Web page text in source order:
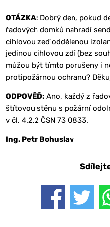
OTÁZKA:Dobrý den, pokud
řadových domků nahradí
cihlovou zeď oddělenou
jedinou cihlovou zdí (bez
můžou být tímto porušeny i
protipožárnou ochranu?
ODPOVĚĎ:Ano, každý z
štítovou stěnu s požární
v čl. 4.2.2 ČSN 73 0833.
Ing. Petr Bohuslav